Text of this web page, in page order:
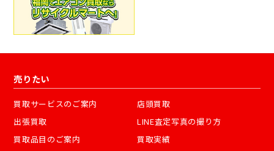
売りたい
買取サービスのご案内
店頭買取
出張買取
LINE査定写真の撮り方
買取品目のご案内
買取実績